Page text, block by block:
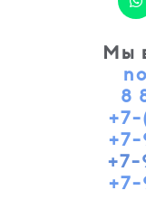
Мы
8
+7-